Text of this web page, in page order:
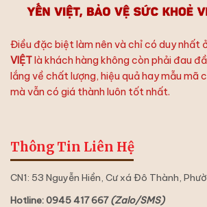
Điều đặc biệt làm nên và chỉ có duy nhất
VIỆTlà khách hàng không còn phải đau
lắng về chất lượng, hiệu quả hay mẫu mã
mà vẫn có giá thành luôn tốt nhất.
Thông Tin Liên Hệ
CN1: 53 Nguyễn Hiền, Cư xá Đô Thành,
Hotline: 0945 417 667(Zalo/SMS)